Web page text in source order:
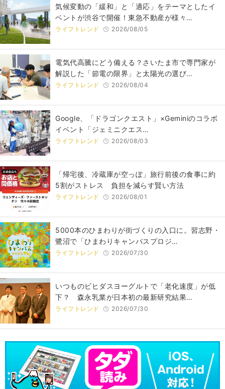
気候変動の「緩和」と「適応」をテーマとしたイ
ベントが渋谷で開催！東急不動産が様々…
ライフトレンド 2026/08/05
電気代高騰にどう備える？さいたま市で専門家が
解説した「節電の限界」と太陽光の選び…
ライフトレンド 2026/08/04
Google、「ドラゴンクエスト」×Geminiのコラボ
イベント「ジェミニクエス…
ライフトレンド 2026/08/03
「帰宅後、冷蔵庫が空っぽ」旅行前後の食事に約
5割がストレス 負担を減らす賢い方法
ライフトレンド 2026/08/01
5000本のひまわりが街づくりの入口に。習志野・
鷺沼で「ひまわりキャンパスプロジ…
ライフトレンド 2026/07/30
いつものビヒダスヨーグルトで「老化速度」が低
下？ 森永乳業が日本初の最新研究結果…
ライフトレンド 2026/07/30